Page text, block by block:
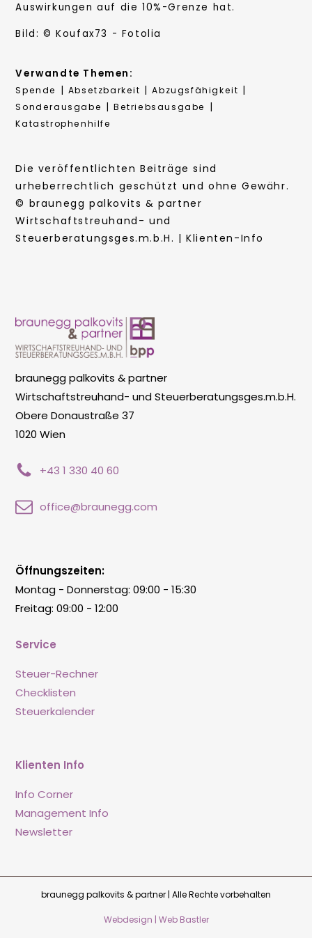
Auswirkungen auf die 10%-Grenze hat.
Bild: © Koufax73 - Fotolia
Verwandte Themen:
Spende Absetzbarkeit |Abzugsfähigkeit
Sonderausgabe |Betriebsausgabe
Katastrophenhilfe
Die veröffentlichten Beiträge sind
urheberrechtlich geschützt und ohne Gewähr.
© braunegg palkovits & partner
Wirtschaftstreuhand- und
Steuerberatungsges.m.b.H. | Klienten-Info
braunegg palkovits & partner
Wirtschaftstreuhand- und Steuerberatungsges.m.b.H.
Obere Donaustraße 37
1020 Wien
+43 1 330 40 60
office@braunegg.com
Service
Steuer-Rechner
Checklisten
Steuerkalender
Klienten Info
Info Corner
Management Info
Newsletter
Öffnungszeiten:
Montag - Donnerstag: 09:00 - 15:30
Freitag: 09:00 - 12:00
braunegg palkovits & partner | Alle Rechte vorbehalten
Webdesign | Web Bastler